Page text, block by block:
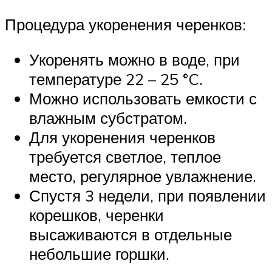
Процедура укоренения черенков:
Укоренять можно в воде, при
температуре 22 – 25 °C.
Можно использовать емкости с
влажным субстратом.
Для укоренения черенков
требуется светлое, теплое
место, регулярное увлажнение.
Спустя 3 недели, при появлении
корешков, черенки
высаживаются в отдельные
небольшие горшки.